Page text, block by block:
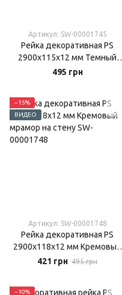
Артикул: SW-00001745
Рейка декоративная PS
2900х115х12 мм Темный
орех на стену
495 грн
−15%
ВИДЕО
Артикул: SW-00001748
Рейка декоративная PS
2900х118х12 мм Кремовый
мрамор на стену
421 грн 495 грн
−10%